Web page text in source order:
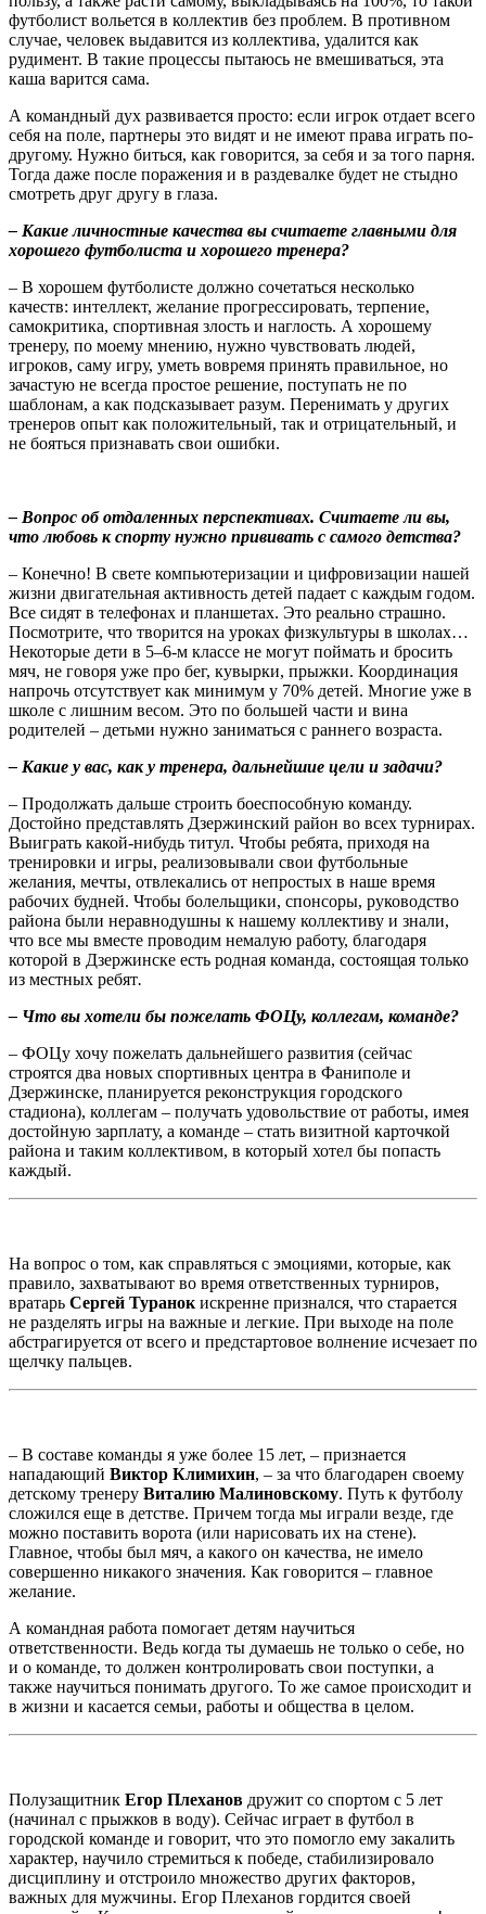
футболист вольется в коллектив без проблем. В противном
случае, человек выдавится из коллектива, удалится как
рудимент. В такие процессы пытаюсь не вмешиваться, эта
каша варится сама.
А командный дух развивается просто: если игрок отдает всего
себя на поле, партнеры это видят и не имеют права играть по-
другому. Нужно биться, как говорится, за себя и за того парня.
Тогда даже после поражения и в раздевалке будет не стыдно
смотреть друг другу в глаза.
– Какие личностные качества вы считаете главными для
хорошего футболиста и хорошего тренера?
– В хорошем футболисте должно сочетаться несколько
качеств: интеллект, желание прогрессировать, терпение,
самокритика, спортивная злость и наглость. А хорошему
тренеру, по моему мнению, нужно чувствовать людей,
игроков, саму игру, уметь вовремя принять правильное, но
зачастую не всегда простое решение, поступать не по
шаблонам, а как подсказывает разум. Перенимать у других
тренеров опыт как положительный, так и отрицательный, и
не бояться признавать свои ошибки.
– Вопрос об отдаленных перспективах. Считаете ли вы,
что любовь к спорту нужно прививать с самого детства?
– Конечно! В свете компьютеризации и цифровизации нашей
жизни двигательная активность детей падает с каждым годом.
Все сидят в телефонах и планшетах. Это реально страшно.
Посмотрите, что творится на уроках физкультуры в школах…
Некоторые дети в 5–6-м классе не могут поймать и бросить
мяч, не говоря уже про бег, кувырки, прыжки. Координация
напрочь отсутствует как минимум у 70% детей. Многие уже в
школе с лишним весом. Это по большей части и вина
родителей – детьми нужно заниматься с раннего возраста.
– Какие у вас, как у тренера, дальнейшие цели и задачи?
– Продолжать дальше строить боеспособную команду.
Достойно представлять Дзержинский район во всех турнирах.
Выиграть какой-нибудь титул. Чтобы ребята, приходя на
тренировки и игры, реализовывали свои футбольные
желания, мечты, отвлекались от непростых в наше время
рабочих будней. Чтобы болельщики, спонсоры, руководство
района были неравнодушны к нашему коллективу и знали,
что все мы вместе проводим немалую работу, благодаря
которой в Дзержинске есть родная команда, состоящая только
из местных ребят.
– Что вы хотели бы пожелать ФОЦу, коллегам, команде?
– ФОЦу хочу пожелать дальнейшего развития (сейчас
строятся два новых спортивных центра в Фаниполе и
Дзержинске, планируется реконструкция городского
стадиона), коллегам – получать удовольствие от работы, имея
достойную зарплату, а команде – стать визитной карточкой
района и таким коллективом, в который хотел бы попасть
каждый.
На вопрос о том, как справляться с эмоциями, которые, как
правило, захватывают во время ответственных турниров,
вратарь Сергей Туранок искренне признался, что старается
не разделять игры на важные и легкие. При выходе на поле
абстрагируется от всего и предстартовое волнение исчезает по
щелчку пальцев.
– В составе команды я уже более 15 лет, – признается
нападающий Виктор Климихин, – за что благодарен своему
детскому тренеру Виталию Малиновскому. Путь к футболу
сложился еще в детстве. Причем тогда мы играли везде, где
можно поставить ворота (или нарисовать их на стене).
Главное, чтобы был мяч, а какого он качества, не имело
совершенно никакого значения. Как говорится – главное
желание.
А командная работа помогает детям научиться
ответственности. Ведь когда ты думаешь не только о себе, но
и о команде, то должен контролировать свои поступки, а
также научиться понимать другого. То же самое происходит и
в жизни и касается семьи, работы и общества в целом.
Полузащитник Егор Плеханов дружит со спортом с 5 лет
(начинал с прыжков в воду). Сейчас играет в футбол в
городской команде и говорит, что это помогло ему закалить
характер, научило стремиться к победе, стабилизировало
дисциплину и отстроило множество других факторов,
важных для мужчины. Егор Плеханов гордится своей